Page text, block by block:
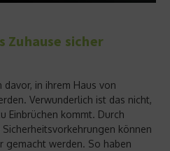
Zuhause sicher
in ihrem Haus von
Verwunderlich ist das nicht,
Einbrüchen kommt. Durch
können
gemacht werden. So haben